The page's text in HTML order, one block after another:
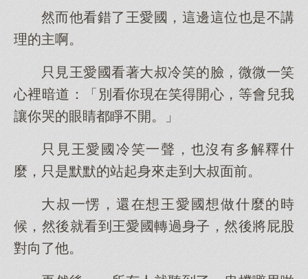
然而他看錯了王愛國，這邊這位也是不講
理的主啊。
只見王愛國看著大叔冷笑的臉，微微一笑
心裡暗道：「別看你現在笑得開心，等會兒我
讓你哭的眼睛都睜不開。」
只見王愛國冷笑一聲，也沒有多解釋什
麼，只是默默的站起身來走到大叔面前。
大叔一愣，還在想王愛國想做什麼的時
候，然後就看到王愛國轉過身子，然後將屁股
對向了他。